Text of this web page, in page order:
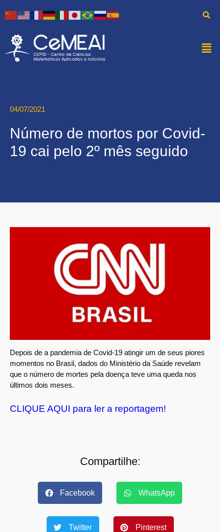
04/07/2021
Número de mortos por Covid-
19 cai pelo 2º mês seguido
Depois de a pandemia de Covid-19 atingir um de seus piores
momentos no Brasil, dados do Ministério da Saúde revelam
que o número de mortes pela doença teve uma queda nos
últimos dois meses.
CLIQUE AQUI para ler a reportagem!
Compartilhe:
Facebook WhatsApp
Twitter Pinterest